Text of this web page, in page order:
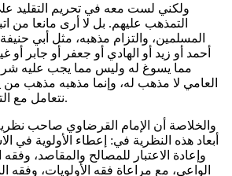
ولكني لست معه في تحريم التقليد
التمذهب عليهم. بل لا أرى مانعا من
المسلمين، والتزام مذهبه، مثل أبي
أحمد أو زيد أو الهادي أو جعفر أو جابر
مما يسوغ له وليس مما يجب عليه
العامي لا مذهب له، وإنما مذهبه مذهب من
نتعامل مع التراث والتمذهب، ص69).
والخلاصة أن الإمام القرضاوي صاحب
أبعاد هذه النظرية في: إعطاء الأولوية في
وإعادة الاعتبار للمصالح والمقاصد، وفقه
الواعي، مع مراعاة فقه الأولويات، وفقه